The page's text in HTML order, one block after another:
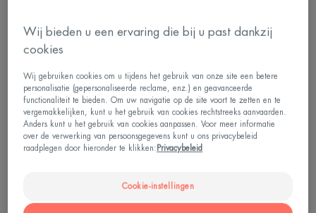
Vormen en plaatsen van psoriasis
bij kinderen
kinderen is, net als bij volwassenen, plaque
psoriasis. Het wordt gekenmerkt door de vorming
Wij bieden u een ervaring die bij u past dankzij
cookies
Wij gebruiken cookies om u tijdens het gebruik van onze site een betere
personalisatie (gepersonaliseerde reclame, enz.) en geavanceerde
functionaliteit te bieden. Om uw navigatie op de site voort te zetten en te
vergemakkelijken, kunt u het gebruik van cookies rechtstreeks aanvaarden.
Anders kunt u het gebruik van cookies aanpassen. Voor meer informatie
over de verwerking van persoonsgegevens kunt u ons privacybeleid
raadplegen door hieronder te klikken: Privacybeleid
Cookie-instellingen